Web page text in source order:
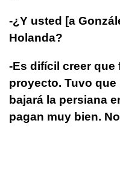
-¿Y usted [a
Holanda?
-Es difícil creer que
proyecto. Tuvo que
bajará la persiana
pagan muy bien.